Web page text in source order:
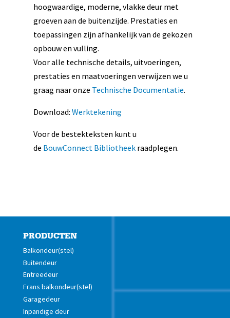
hoogwaardige, moderne, vlakke deur met
groeven aan de buitenzijde. Prestaties en
toepassingen zijn afhankelijk van de gekozen
opbouw en vulling.
Voor alle technische details, uitvoeringen,
prestaties en maatvoeringen verwijzen we u
graag naar onze Technische Documentatie.
Download: Werktekening
Voor de bestekteksten kunt u
de BouwConnect Bibliotheekraadplegen.
PRODUCTEN
Balkondeur(stel)
Buitendeur
Entreedeur
Frans balkondeur(stel)
Garagedeur
Inpandige deur